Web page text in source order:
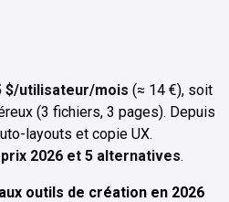
$/utilisateur/mois (≈ 14 €), soit
(3 fichiers, 3 pages). Depuis
layouts et copie UX.
prix 2026 et 5 alternatives.
outils de création en 2026